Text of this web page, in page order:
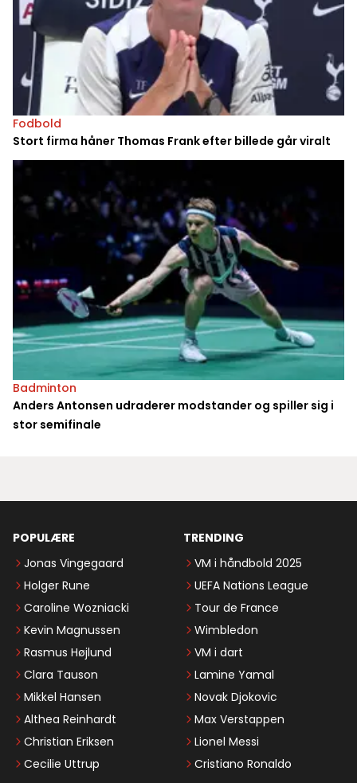
Fodbold
Stort firma håner Thomas Frank efter billede går viralt
Badminton
Anders Antonsen udraderer modstander og spiller sig i
stor semifinale
POPULÆRE
Jonas Vingegaard
Holger Rune
Caroline Wozniacki
Kevin Magnussen
Rasmus Højlund
Clara Tauson
Mikkel Hansen
Althea Reinhardt
Christian Eriksen
Cecilie Uttrup
TRENDING
VM i håndbold 2025
UEFA Nations League
Tour de France
Wimbledon
VM i dart
Lamine Yamal
Novak Djokovic
Max Verstappen
Lionel Messi
Cristiano Ronaldo